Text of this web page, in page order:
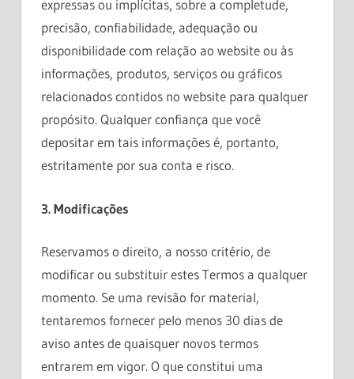
expressas ou implícitas, sobre a completude,
precisão, confiabilidade, adequação ou
disponibilidade com relação ao website ou às
informações, produtos, serviços ou gráficos
relacionados contidos no website para qualquer
propósito. Qualquer confiança que você
depositar em tais informações é, portanto,
estritamente por sua conta e risco.
3. Modificações
Reservamos o direito, a nosso critério, de
modificar ou substituir estes Termos a qualquer
momento. Se uma revisão for material,
tentaremos fornecer pelo menos 30 dias de
aviso antes de quaisquer novos termos
entrarem em vigor. O que constitui uma